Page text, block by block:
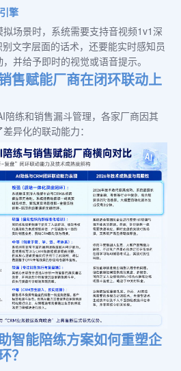
擎
场景时，系统需要支持音视频1v1深
文字层面的话术，还要能实时感知员
并给予即时的视觉或语音提示。
售赋能厂商在闭环联动上
陪练和销售漏斗管理，各家厂商因其
异化的联动能力：
智能陪练方案如何重塑企
？